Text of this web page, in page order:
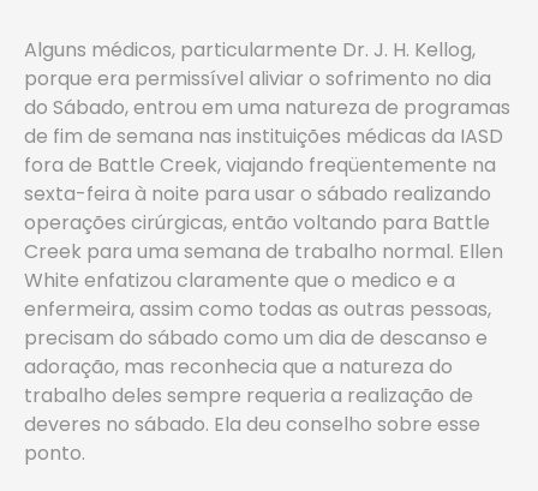
Alguns médicos, particularmente Dr. J. H. Kellog,
porque era permissível aliviar o sofrimento no dia
do Sábado, entrou em uma natureza de programas
de fim de semana nas instituições médicas da IASD
fora de Battle Creek, viajando freqüentemente na
sexta-feira à noite para usar o sábado realizando
operações cirúrgicas, então voltando para Battle
Creek para uma semana de trabalho normal. Ellen
White enfatizou claramente que o medico e a
enfermeira, assim como todas as outras pessoas,
precisam do sábado como um dia de descanso e
adoração, mas reconhecia que a natureza do
trabalho deles sempre requeria a realização de
deveres no sábado. Ela deu conselho sobre esse
ponto.